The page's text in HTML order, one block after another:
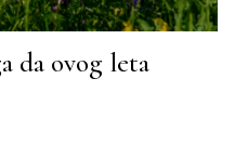
da ovog leta